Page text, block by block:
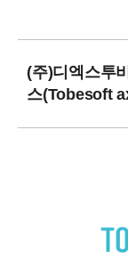
(주)디엑스투
스(Tobesoft